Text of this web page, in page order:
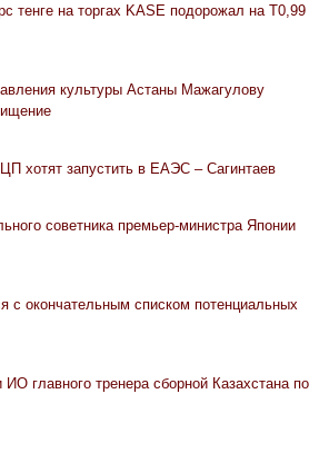
тенге на торгах KASE подорожал на Т0,99
культуры Астаны Мажагулову
хотят запустить в ЕАЭС – Сагинтаев
советника премьер-министра Японии
с окончательным списком потенциальных
главного тренера сборной Казахстана по